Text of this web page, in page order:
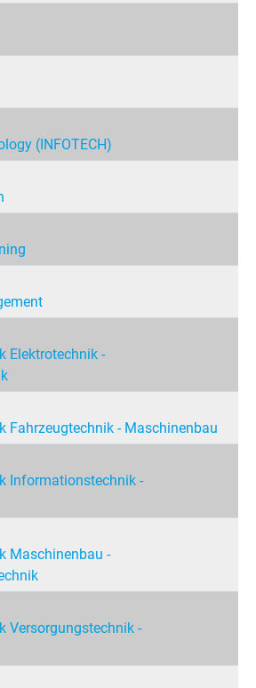
(INFOTECH)
Elektrotechnik -
Fahrzeugtechnik - Maschinenbau
Informationstechnik -
Maschinenbau -
Versorgungstechnik -